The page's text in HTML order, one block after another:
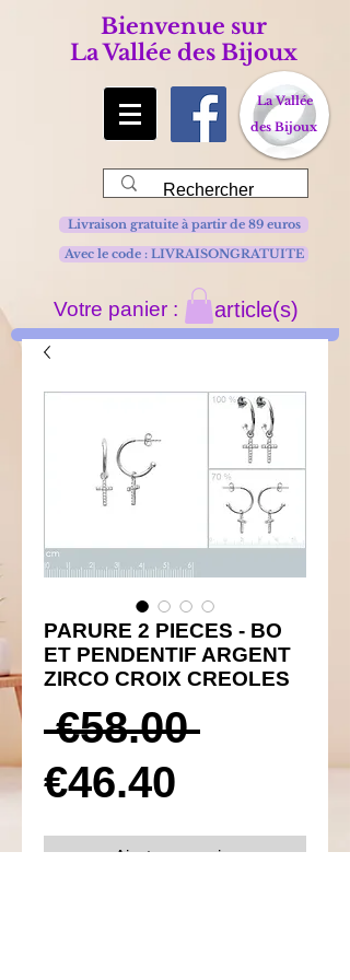
Bienvenue sur
La Vallée des Bijoux
La Vallée
des Bijoux
Avec le code : LIVRAISONGRATUITE
Livraison gratuite à partir de 89 euros
Votre panier : article(s)
PARURE 2 PIECES - BO
ET PENDENTIF ARGENT
ZIRCO CROIX CREOLES
€58.00 Prix
original
€46.40
Ajouter au panier